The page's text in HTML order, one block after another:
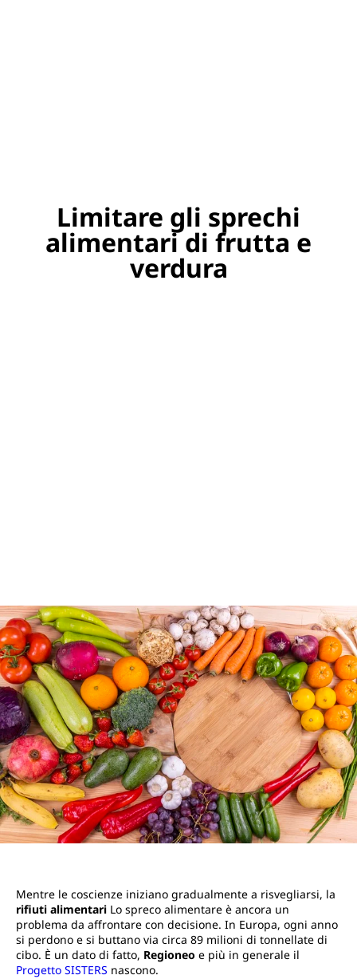
Limitare gli sprechi
alimentari di frutta e
verdura
Mentre le coscienze iniziano gradualmente a risvegliarsi, la
rifiuti alimentari Lo spreco alimentare è ancora un
problema da affrontare con decisione. In Europa, ogni anno
si perdono e si buttano via circa 89 milioni di tonnellate di
cibo. È un dato di fatto, Regioneo e più in generale il
Progetto SISTERS nascono.